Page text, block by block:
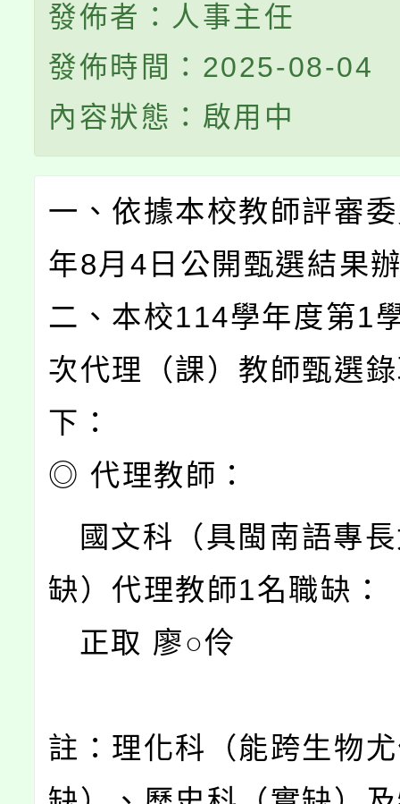
發佈者：人事主任
發佈時間：2025-08-04
內容狀態：啟用中
一、依據本校教師評審
年8月4日公開甄選結果
二、本校114學年度第1
次代理（課）教師甄選
下：
◎ 代理教師：
國文科（具閩南語專
缺）代理教師1名職缺：
正取 廖○伶
註：理化科（能跨生物